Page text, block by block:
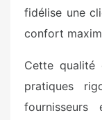
fidélise une
confort
Cette qualité
pratiques